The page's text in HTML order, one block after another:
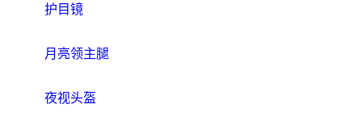
护目镜
月亮领主腿
夜视头盔